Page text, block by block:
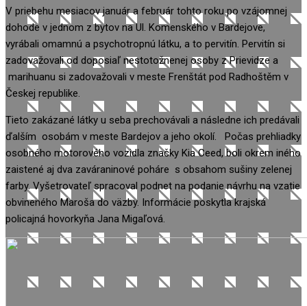
V priebehu mesiacov január a február tohto roku po vzájomnej
dohode v jednom z bytov na Ul. Komenského v Bardejove,
vyrábali omamnú a psychotropnú látku, a to pervitín. Pervitín si
zadovažovali od doposiaľ nestotožnenej osoby z Prievidze a
marihuanu si zadovažovali v meste Frenštát pod Radhoštěm v
Českej republike.
Tieto zakázané látky u seba prechovávali a následne ich predávali
ďalším osobám v meste Bardejov a jeho okolí. Počas prehliadky
osobného motorového vozidla značky Kia Ceed, boli okrem iného
zaistené aj dva zaváraninové poháre s obsahom sušiny zelenej
farby. Vyšetrovateľ spracoval podnet na podanie návrhu na vzatie
obvineného Maroša do väzby. Informácie poskytla krajská
policajná hovorkyňa Jana Migaľová.